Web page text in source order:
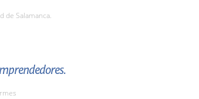
de Salamanca.